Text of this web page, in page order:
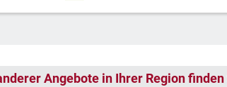
Angebote in Ihrer Region finden